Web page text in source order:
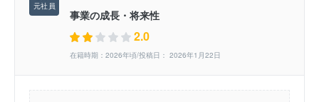
事業の成長・将来性
2.0
在籍時期：2026年頃/投稿日： 2026年1月22日